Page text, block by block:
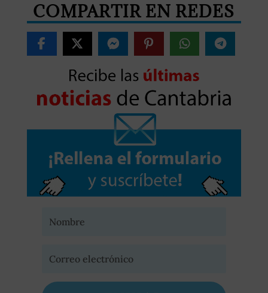
COMPARTIR EN REDES